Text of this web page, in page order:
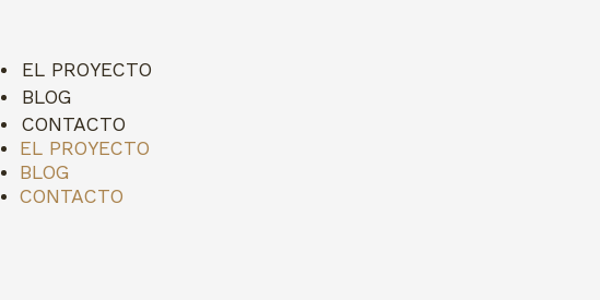
EL PROYECTO
BLOG
CONTACTO
EL PROYECTO
BLOG
CONTACTO